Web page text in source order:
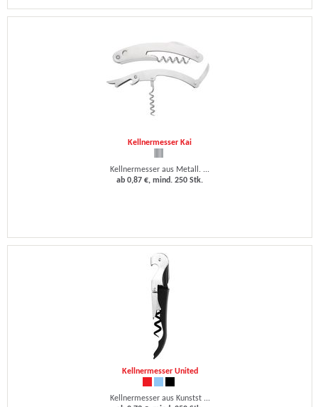
Kellnermesser Kai
Kellnermesser aus Metall. ...
ab 0,87 €, mind. 250 Stk.
Kellnermesser United
Kellnermesser aus Kunstst ...